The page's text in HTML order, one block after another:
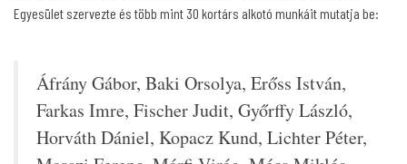
Egyesület szervezte és több mint 30 kortárs alkotó munkáit mutatja be:
Áfrány Gábor, Baki Orsolya, Erőss István,
Farkas Imre, Fischer Judit, Győrffy László,
Horváth Dániel, Kopacz Kund, Lichter Péter,